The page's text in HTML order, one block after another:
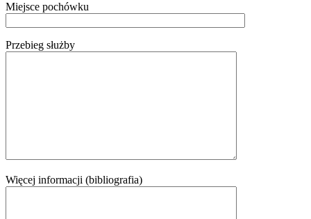
Miejsce pochówku
Przebieg służby
Więcej informacji (bibliografia)